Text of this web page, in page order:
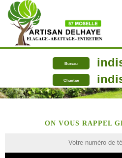
Bureau
Chantier
ON VOUS RAPPEL